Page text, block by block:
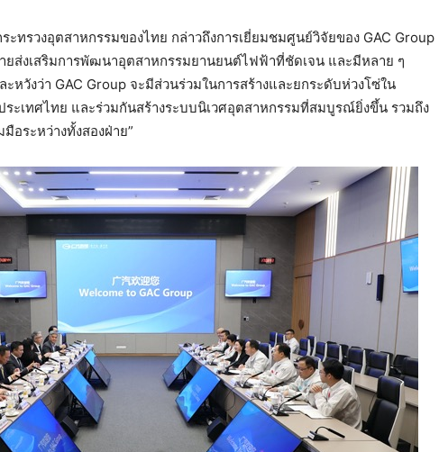
ทรวงอุตสาหกรรมของไทย กล่าวถึงการเยี่ยมชมศูนย์วิจัยของ GAC Group
ยส่งเสริมการพัฒนาอุตสาหกรรมยานยนต์ไฟฟ้าที่ชัดเจน และมีหลาย ๆ
หวังว่า GAC Group จะมีส่วนร่วมในการสร้างและยกระดับห่วงโซ่ใน
ะเทศไทย และร่วมกันสร้างระบบนิเวศอุตสาหกรรมที่สมบูรณ์ยิ่งขึ้น รวมถึง
อระหว่างทั้งสองฝ่าย”